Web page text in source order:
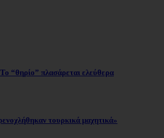
“θηρίο” πλασάρεται ελεύθερα
τουρκικά μαχητικά»